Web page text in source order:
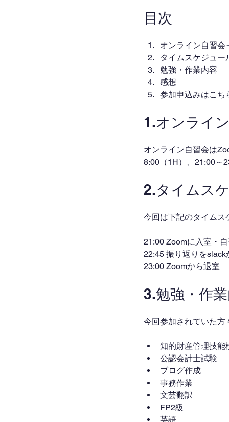
目次
オンライン自習会
タイムスケジュー
勉強・作業内容
感想
参加申込みはこち
1.オンライ
オンライン自習会は
8:00（1H）、21:00～
2.タイムス
今回は下記のタイムス
21:00 Zoomに入室・
22:45 振り返りを
23:00 Zoomから退室
3.勉強・作
今回参加されていた方
知的財産管理技能
公認会計士試験
ブログ作成
事務作業
文芸翻訳
FP2級
英語